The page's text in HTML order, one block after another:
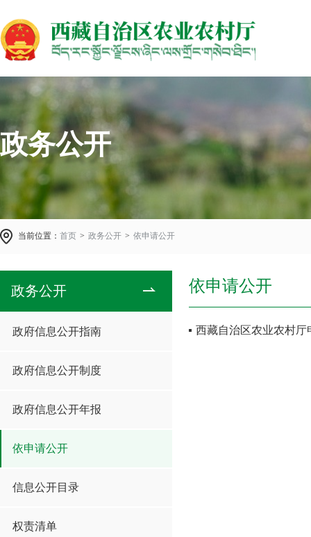
政务公开
当前位置： 首页 > 政务公开 > 依申请公开
政务公开
政府信息公开指南
政府信息公开制度
政府信息公开年报
依申请公开
信息公开目录
权责清单
依申请公开
西藏自治区农业农村厅